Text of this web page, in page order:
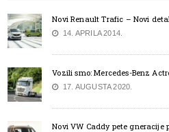
Novi Renault Trafic – Novi
14. APRILA 2014.
Vozili smo: Mercedes-Benz
17. AUGUSTA 2020.
Novi VW Caddy pete